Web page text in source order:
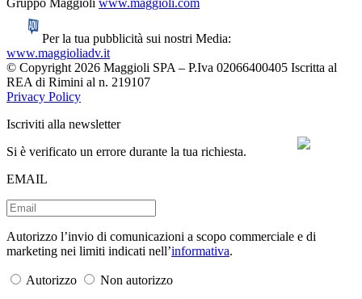
Per la tua pubblicità sui nostri Media:
www.maggioliadv.it
© Copyright 2026 Maggioli SPA – P.Iva 02066400405 Iscritta al
REA di Rimini al n. 219107
Privacy Policy
Iscriviti alla newsletter
Si è verificato un errore durante la tua richiesta.
EMAIL
Autorizzo l’invio di comunicazioni a scopo commerciale e di
marketing nei limiti indicati nell’informativa.
Autorizzo
Non autorizzo